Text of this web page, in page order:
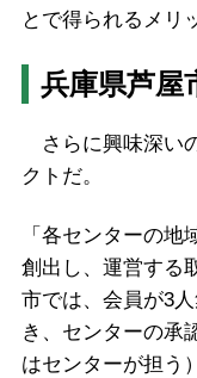
とで得られるメリ
兵庫県芦屋
さらに興味深い
クトだ。
「各センターの
創出し、運営する
市では、会員が3
き、センターの承
はセンターが担う